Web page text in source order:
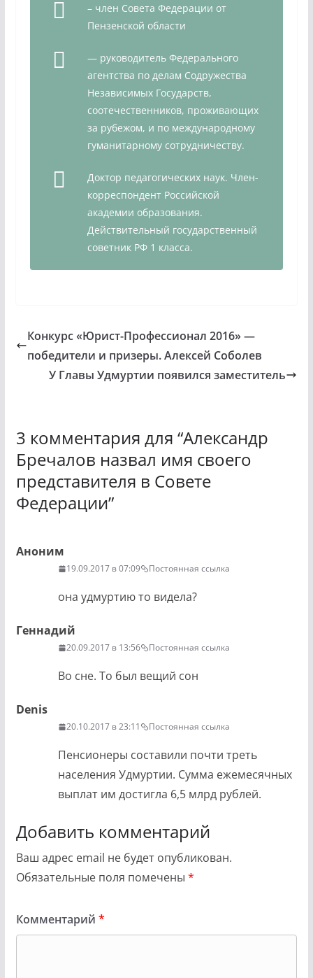
– член Совета Федерации от
Пензенской области
— руководитель Федерального
агентства по делам Содружества
Независимых Государств,
соотечественников, проживающих
за рубежом, и по международному
гуманитарному сотрудничеству.
Доктор педагогических наук. Член-
корреспондент Российской
академии образования.
Действительный государственный
советник РФ 1 класса.
Конкурс «Юрист-Профессионал 2016» —
победители и призеры. Алексей Соболев
У Главы Удмуртии появился заместитель
3 комментария для “Александр
Бречалов назвал имя своего
представителя в Совете
Федерации”
Аноним
19.09.2017 в 07:09 Постоянная ссылка
она удмуртию то видела?
Геннадий
20.09.2017 в 13:56 Постоянная ссылка
Во сне. То был вещий сон
Denis
20.10.2017 в 23:11 Постоянная ссылка
Пенсионеры составили почти треть
населения Удмуртии. Сумма ежемесячных
выплат им достигла 6,5 млрд рублей.
Добавить комментарий
Ваш адрес email не будет опубликован.
Обязательные поля помечены *
Комментарий *